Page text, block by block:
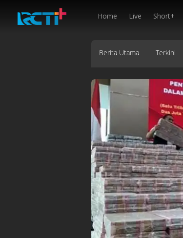
Home Live Short+
Berita Utama Terkini